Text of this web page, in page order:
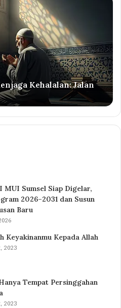
Kehalalan: Jalan
—
MUI Sumsel Siap Digelar,
2026–2031 dan Susun
Baru
Keyakinanmu Kepada Allah
2023
Tempat Persinggahan
2023